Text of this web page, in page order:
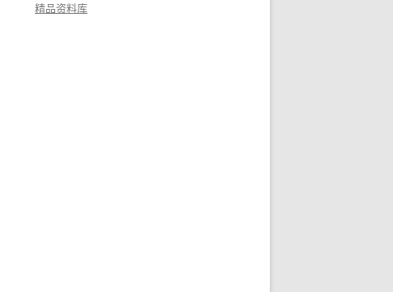
精品资料库